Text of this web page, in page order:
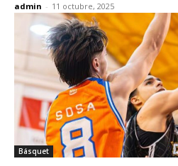
admin - 11 octubre, 2025
Básquet